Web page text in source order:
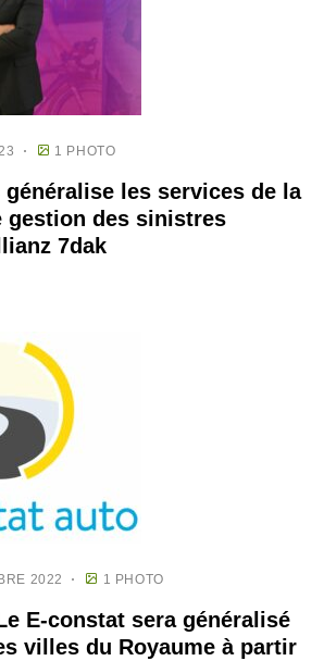
1 PHOTO
les services de la
gestion des sinistres
7dak
2022 1 PHOTO
E-constat sera généralisé
villes du Royaume à partir